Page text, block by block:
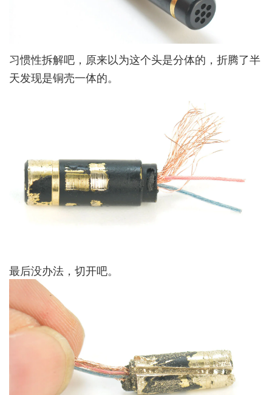
习惯性拆解吧，原来以为这个头是分体的，折腾了半
天发现是铜壳一体的。
最后没办法，切开吧。